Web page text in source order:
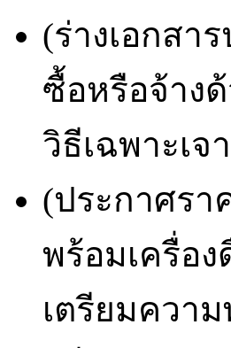
(ร่างเอกสา
ซื้อหรือจ้าง
วิธีเฉพาะเจ
(ประกาศรา
พร้อมเครื่อ
เตรียมควา